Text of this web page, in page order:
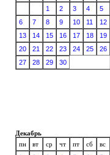
1
2 3 4
5
6
7 8 9 10 11
12
13
14 15 16 17 18
19
20
21 22 23 24 25
26
27
28 29 30
Декабрь
пн
вт ср чт пт сб
вс